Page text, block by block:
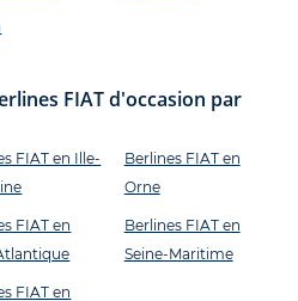
FIAT d'occasion par
FIAT en Ille-
FIAT en
FIAT en
Berlines FIAT en
Orne
Berlines FIAT en
Seine-Maritime